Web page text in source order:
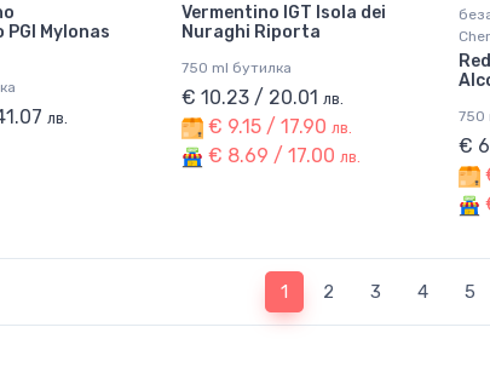
Mylonas
лв.
Vermentino IGT Isola dei
Nuraghi Riporta
750 ml бутилка
€ 10.23 / 20.01 лв.
€ 9.15 / 17.90 лв.
€ 8.69 / 17.00 лв.
750
€
1(current)
2 3 4 5